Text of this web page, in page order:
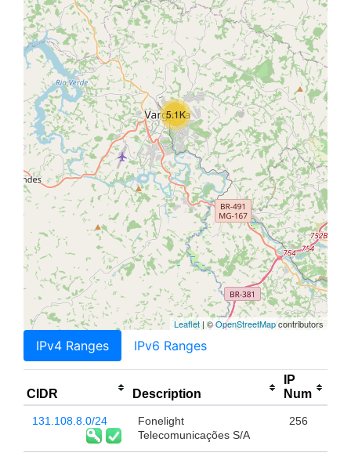
5.1K
Leaflet | ©OpenStreetMapcontributors
IPv4 Ranges IPv6 Ranges
CIDR Description
IP
Num
131.108.8.0/24
Fonelight
Telecomunicações S/A
256